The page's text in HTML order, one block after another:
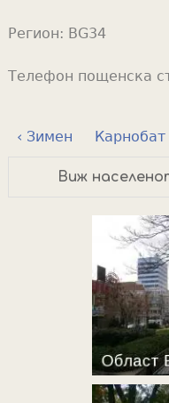
Регион: BG34
Телефон пощенска
‹ Зимен Карнобат
Виж